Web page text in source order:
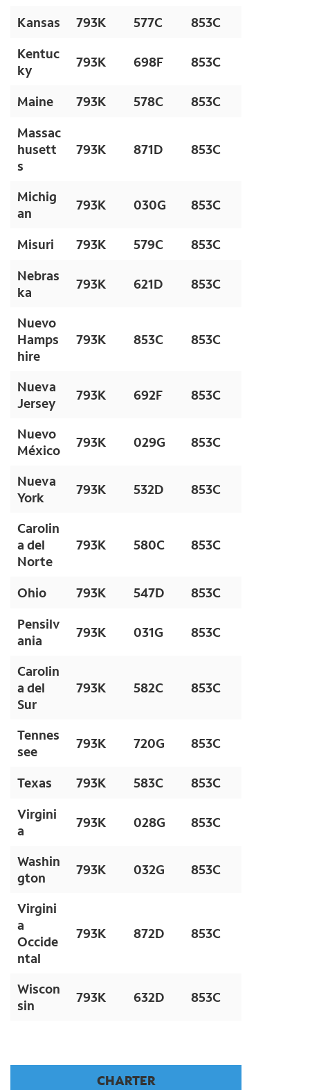
Kansas
793K 577C
853C
Kentuc
ky
793K 698F 853C
Maine 793K 578C
853C
Massac
husett
s
793K 871D 853C
Michig
an
793K 030G 853C
Misuri 793K 579C
853C
Nebras
ka
793K 621D 853C
Nuevo
Hamps
hire
793K 853C 853C
Nueva
Jersey
793K 692F 853C
Nuevo
México
793K 029G 853C
Nueva
York
793K 532D 853C
Carolin
a del
Norte
793K 580C 853C
Ohio 793K 547D
853C
Pensilv
ania
793K 031G 853C
Carolin
a del
Sur
793K 582C 853C
Tennes
see
793K 720G 853C
Texas 793K 583C
853C
Virgini
a
793K 028G 853C
Washin
gton
793K 032G 853C
Virgini
a
Occide
ntal
793K 872D 853C
Wiscon
sin
793K 632D 853C
CHARTER